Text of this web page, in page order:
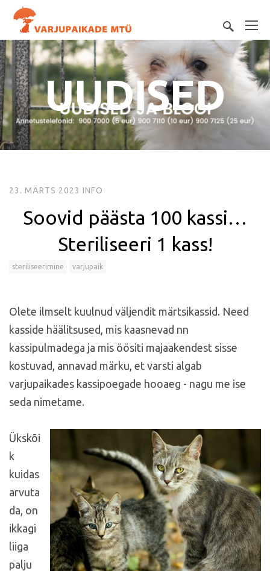
UUDISED
23. MÄRTS 2023 INFO
Soovid päästa 100 kassi…
Steriliseeri 1 kass!
steriliseerimine varjupaik
Olete ilmselt kuulnud väljendit märtsikassid. Need
kasside häälitsused, mis kaasnevad nn
kassipulmadega ja mis öösiti majaakendest sisse
kostuvad, annavad märku, et varsti algab
varjupaikades kassipoegade hooaeg - nagu me ise
seda nimetame.
Ükskõi
k
kuidas
arvuta
da, on
ikkagi
liiga
palju